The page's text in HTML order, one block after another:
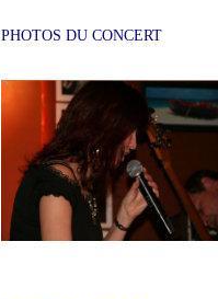
PHOTOS DU CONCERT